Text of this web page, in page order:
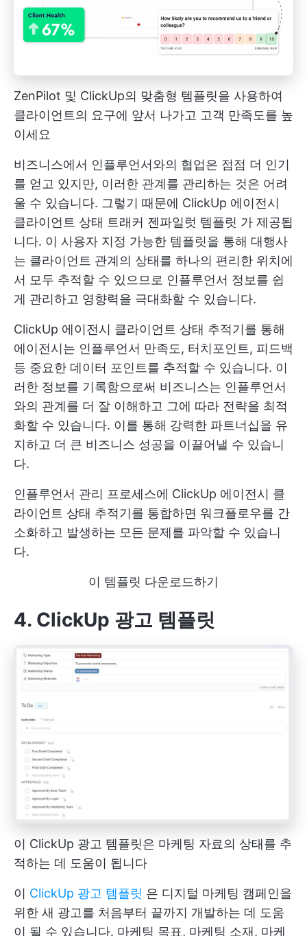
ZenPilot 및 ClickUp의 맞춤형 템플릿을 사용하여
클라이언트의 요구에 앞서 나가고 고객 만족도를 높
이세요
비즈니스에서 인플루언서와의 협업은 점점 더 인기
를 얻고 있지만, 이러한 관계를 관리하는 것은 어려
울 수 있습니다. 그렇기 때문에 ClickUp 에이전시
클라이언트 상태 트래커 젠파일럿 템플릿 가 제공됩
니다. 이 사용자 지정 가능한 템플릿을 통해 대행사
는 클라이언트 관계의 상태를 하나의 편리한 위치에
서 모두 추적할 수 있으므로 인플루언서 정보를 쉽
게 관리하고 영향력을 극대화할 수 있습니다.
ClickUp 에이전시 클라이언트 상태 추적기를 통해
에이전시는 인플루언서 만족도, 터치포인트, 피드백
등 중요한 데이터 포인트를 추적할 수 있습니다. 이
러한 정보를 기록함으로써 비즈니스는 인플루언서
와의 관계를 더 잘 이해하고 그에 따라 전략을 최적
화할 수 있습니다. 이를 통해 강력한 파트너십을 유
지하고 더 큰 비즈니스 성공을 이끌어낼 수 있습니
다.
인플루언서 관리 프로세스에 ClickUp 에이전시 클
라이언트 상태 추적기를 통합하면 워크플로우를 간
소화하고 발생하는 모든 문제를 파악할 수 있습니
다.
이 템플릿 다운로드하기
4. ClickUp 광고 템플릿
이 ClickUp 광고 템플릿은 마케팅 자료의 상태를 추
적하는 데 도움이 됩니다
이 ClickUp 광고 템플릿 은 디지털 마케팅 캠페인을
위한 새 광고를 처음부터 끝까지 개발하는 데 도움
이 될 수 있습니다. 마케팅 목표, 마케팅 소재, 마케